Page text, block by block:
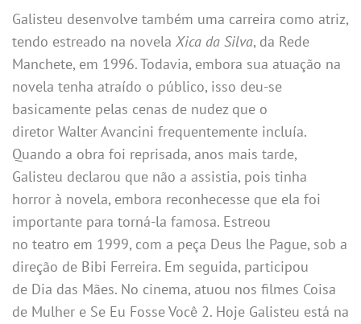
Galisteu desenvolve também uma carreira como atriz,
tendo estreado na novela Xica da Silva, da Rede
Manchete, em 1996. Todavia, embora sua atuação na
novela tenha atraído o público, isso deu-se
basicamente pelas cenas de nudez que o
diretor Walter Avancini frequentemente incluía.
Quando a obra foi reprisada, anos mais tarde,
Galisteu declarou que não a assistia, pois tinha
horror à novela, embora reconhecesse que ela foi
importante para torná-la famosa. Estreou
no teatro em 1999, com a peça Deus lhe Pague, sob a
direção de Bibi Ferreira. Em seguida, participou
de Dia das Mães. No cinema, atuou nos filmes Coisa
de Mulher e Se Eu Fosse Você 2. Hoje Galisteu está na